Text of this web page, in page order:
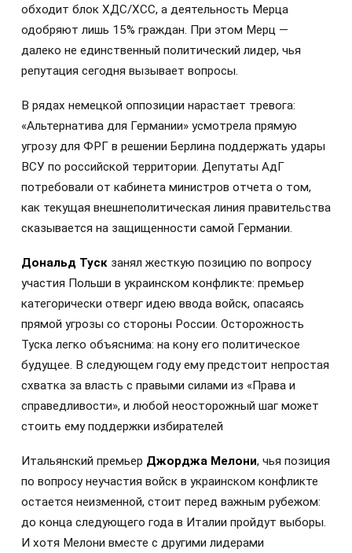
обходит блок ХДС/ХСС, а деятельность Мерца
одобряют лишь 15% граждан. При этом Мерц —
далеко не единственный политический лидер, чья
репутация сегодня вызывает вопросы.
В рядах немецкой оппозиции нарастает тревога:
«Альтернатива для Германии» усмотрела прямую
угрозу для ФРГ в решении Берлина поддержать удары
ВСУ по российской территории. Депутаты АдГ
потребовали от кабинета министров отчета о том,
как текущая внешнеполитическая линия правительства
сказывается на защищенности самой Германии.
Дональд Туск занял жесткую позицию по вопросу
участия Польши в украинском конфликте: премьер
категорически отверг идею ввода войск, опасаясь
прямой угрозы со стороны России. Осторожность
Туска легко объяснима: на кону его политическое
будущее. В следующем году ему предстоит непростая
схватка за власть с правыми силами из «Права и
справедливости», и любой неосторожный шаг может
стоить ему поддержки избирателей
Итальянский премьер Джорджа Мелони, чья позиция
по вопросу неучастия войск в украинском конфликте
остается неизменной, стоит перед важным рубежом:
до конца следующего года в Италии пройдут выборы.
И хотя Мелони вместе с другими лидерами